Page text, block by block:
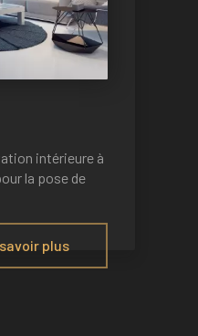
intérieure à
la pose de
plus